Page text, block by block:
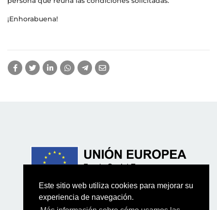
Este sitio web utiliza cookies para mejorar su
experiencia de navegación.
¡Enhorabuena!